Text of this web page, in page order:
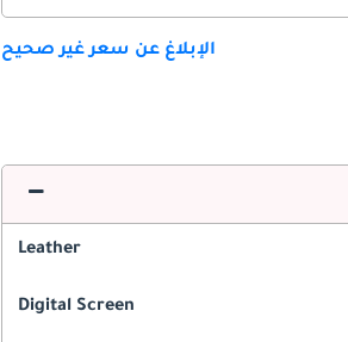
الإبلاغ عن سعر غير صحيح
Leather
Digital Screen